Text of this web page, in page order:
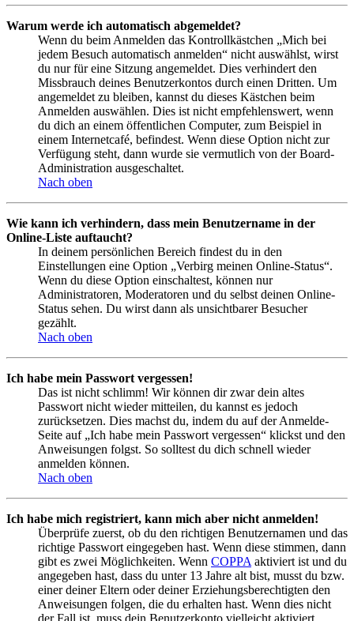
Warum werde ich automatisch abgemeldet?
Wenn du beim Anmelden das Kontrollkästchen „Mich bei
jedem Besuch automatisch anmelden“ nicht auswählst, wirst
du nur für eine Sitzung angemeldet. Dies verhindert den
Missbrauch deines Benutzerkontos durch einen Dritten. Um
angemeldet zu bleiben, kannst du dieses Kästchen beim
Anmelden auswählen. Dies ist nicht empfehlenswert, wenn
du dich an einem öffentlichen Computer, zum Beispiel in
einem Internetcafé, befindest. Wenn diese Option nicht zur
Verfügung steht, dann wurde sie vermutlich von der Board-
Administration ausgeschaltet.
Nach oben
Wie kann ich verhindern, dass mein Benutzername in der
Online-Liste auftaucht?
In deinem persönlichen Bereich findest du in den
Einstellungen eine Option „Verbirg meinen Online-Status“.
Wenn du diese Option einschaltest, können nur
Administratoren, Moderatoren und du selbst deinen Online-
Status sehen. Du wirst dann als unsichtbarer Besucher
gezählt.
Nach oben
Ich habe mein Passwort vergessen!
Das ist nicht schlimm! Wir können dir zwar dein altes
Passwort nicht wieder mitteilen, du kannst es jedoch
zurücksetzen. Dies machst du, indem du auf der Anmelde-
Seite auf „Ich habe mein Passwort vergessen“ klickst und den
Anweisungen folgst. So solltest du dich schnell wieder
anmelden können.
Nach oben
Ich habe mich registriert, kann mich aber nicht anmelden!
Überprüfe zuerst, ob du den richtigen Benutzernamen und das
richtige Passwort eingegeben hast. Wenn diese stimmen, dann
gibt es zwei Möglichkeiten. Wenn COPPA aktiviert ist und du
angegeben hast, dass du unter 13 Jahre alt bist, musst du bzw.
einer deiner Eltern oder deiner Erziehungsberechtigten den
Anweisungen folgen, die du erhalten hast. Wenn dies nicht
der Fall ist, muss dein Benutzerkonto vielleicht aktiviert